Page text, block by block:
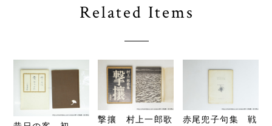
Related Items
撃攘 村上一郎歌
赤尾兜子句集 戦